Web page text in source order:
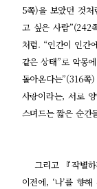
5쪽)을 보았던 것
고 싶은 사람”(242
처럼. “인간이 인간
같은 상태”로 악몽
돌아온다는”(316쪽
사랑이라는, 서로
스며드는 짧은 순간
그리고 『작별하
이전에, ‘나’를 향